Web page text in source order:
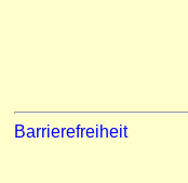
Barrierefreiheit